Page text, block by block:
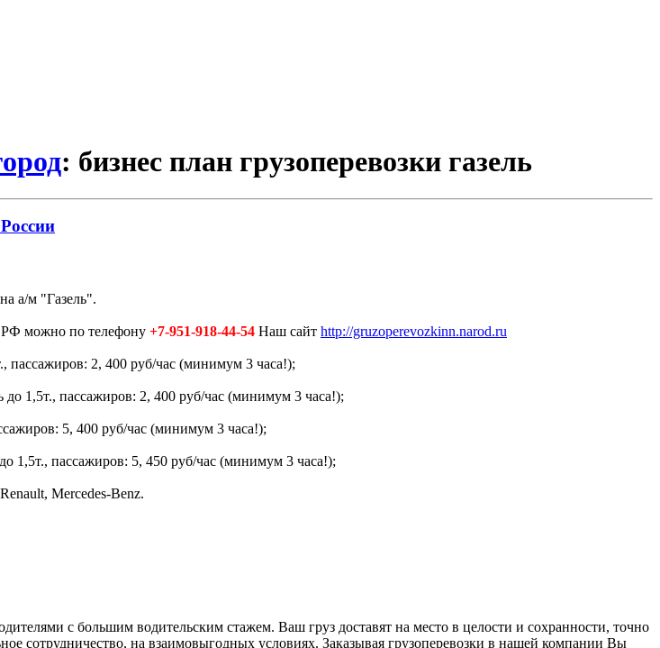
: бизнес план грузоперевозки газель
а/м "Газель".
РФ можно по телефону +7-951-918-44-54 Наш сайт http://gruzoperevozkinn.narod.ru
пассажиров: 2, 400 руб/час (минимум 3 часа!);
1,5т., пассажиров: 2, 400 руб/час (минимум 3 часа!);
5, 400 руб/час (минимум 3 часа!);
1,5т., пассажиров: 5, 450 руб/час (минимум 3 часа!);
Mercedes-Benz.
с большим водительским стажем. Ваш груз доставят на место в целости и сохранности, точно
сотрудничество, на взаимовыгодных условиях. Заказывая грузоперевозки в нашей компании Вы